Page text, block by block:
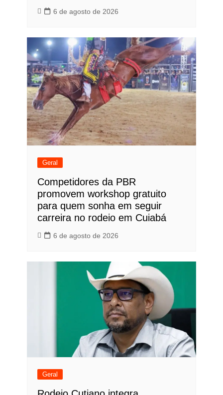
6 de agosto de 2026
Geral
Competidores da PBR
promovem workshop gratuito
para quem sonha em seguir
carreira no rodeio em Cuiabá
6 de agosto de 2026
Geral